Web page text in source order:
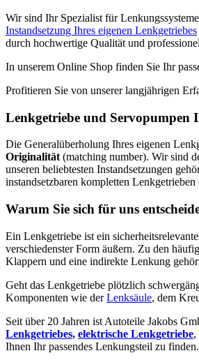
Wir sind Ihr Spezialist für
Instandsetzung Ihres eigenen Lenkgetriebes
durch hochwertige Qualität und
In unserem Online Shop finden Sie Ihr
Profitieren Sie von unserer langjährigen
Lenkgetriebe und Servopumpen
Die Generalüberholung Ihres eigenen
Originalität (matching number). Wir sind
unseren beliebtesten Instandsetzungen
instandsetzbaren kompletten
Warum Sie sich für uns
Ein Lenkgetriebe ist ein
verschiedenster Form äußern. Zu den
Klappern und eine indirekte Lenkung
Geht das Lenkgetriebe plötzlich
Komponenten wie derLenksäule, dem
Seit über 20 Jahren ist Autoteile Jakobs
Lenkgetriebes, elektrische Lenkgetriebe,
Ihnen Ihr passendes Lenkungsteil zu finden.